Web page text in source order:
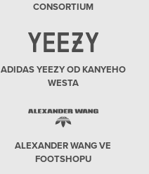
CONSORTIUM
ADIDAS YEEZY OD KANYEHO
WESTA
ALEXANDER WANG VE
FOOTSHOPU